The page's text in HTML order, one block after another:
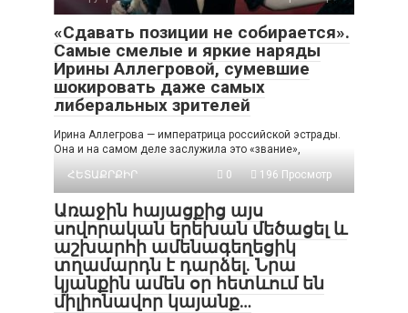
«Сдавать позиции не собирается».
Самые смелые и яркие наряды
Ирины Аллегровой, сумевшие
шокировать даже самых
либеральных зрителей
Ирина Аллегрова — императрица российской эстрады.
Она и на самом деле заслужила это «звание»,
ՀԵՏԱՔՐՔԻՐ
0 196 Просмотр
Առաջին հայացքից այս
սովորական երեխան մեծացել և
աշխարհի ամենագեղեցիկ
տղամարդն է դարձել. Նրա
կյանքին ամեն օր հետևում են
միլիոնավոր կայանք…